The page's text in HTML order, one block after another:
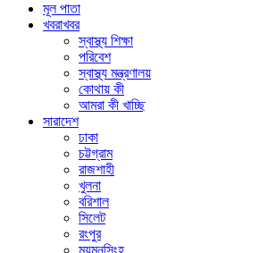
মূল পাতা
খবরাখবর
স্বাস্থ্য শিক্ষা
পরিবেশ
স্বাস্থ্য মন্ত্রণালয়
কোথায় কী
আমরা কী খাচ্ছি
সারাদেশ
ঢাকা
চট্টগ্রাম
রাজশাহী
খুলনা
বরিশাল
সিলেট
রংপুর